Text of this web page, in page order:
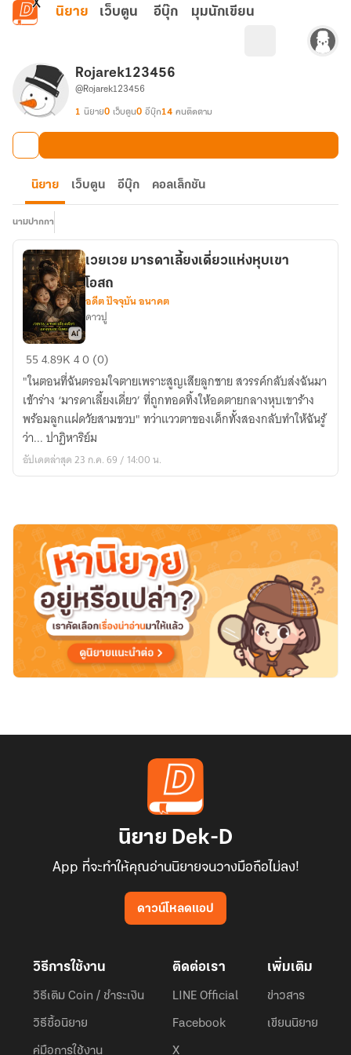
ข้ามไปยังเนื้อหาหลัก
นิยาย เว็บตูน อีบุ๊ก มุมนักเขียน
Rojarek123456
@Rojarek123456
1 นิยาย0 เว็บตูน0 อีบุ๊ก14 คนติดตาม
นิยาย เว็บตูน อีบุ๊ก คอลเล็กชัน
นามปากกา
เวยเวย
มารดา
เลี้ยง
เดี่ยว
แห่ง
หุบเขา
โอสถ
เวยเวย มารดาเลี้ยงเดี่ยวแห่งหุบเขา
โอสถ
อดีต ปัจจุบัน อนาคต
ดาวปู
554.89K40 (0)
"ในตอนที่ฉันตรอมใจตายเพราะสูญเสียลูกชาย สวรรค์กลับส่งฉันมา
เข้าร่าง ‘มารดาเลี้ยงเดี่ยว’ ที่ถูกทอดทิ้งให้อดตายกลางหุบเขาร้าง
พร้อมลูกแฝดวัยสามขวบ" ทว่าแววตาของเด็กทั้งสองกลับทำให้ฉันรู้
ว่า... ปาฏิหาริย์ม
อัปเดตล่าสุด 23 ก.ค. 69 / 14:00 น.
นิยาย Dek-D
App ที่จะทำให้คุณอ่านนิยายจนวางมือถือไม่ลง!
ดาวน์โหลดแอป
วิธีการใช้งาน
วิธีเติม Coin / ชำระเงิน
วิธีซื้อนิยาย
คู่มือการใช้งาน
ติดต่อเรา
LINE Official
Facebook
X
เพิ่มเติม
ข่าวสาร
เขียนนิยาย